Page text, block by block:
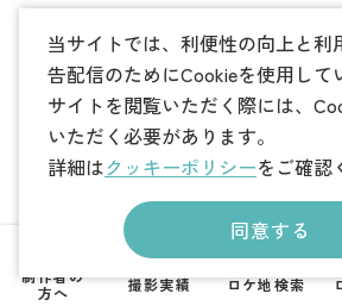
当サイトでは、利便性の向上と利
告配信のためにCookieを使用して
サイトを閲覧いただく際には、
いただく必要があります。
詳細はクッキーポリシーをご確認
同意する